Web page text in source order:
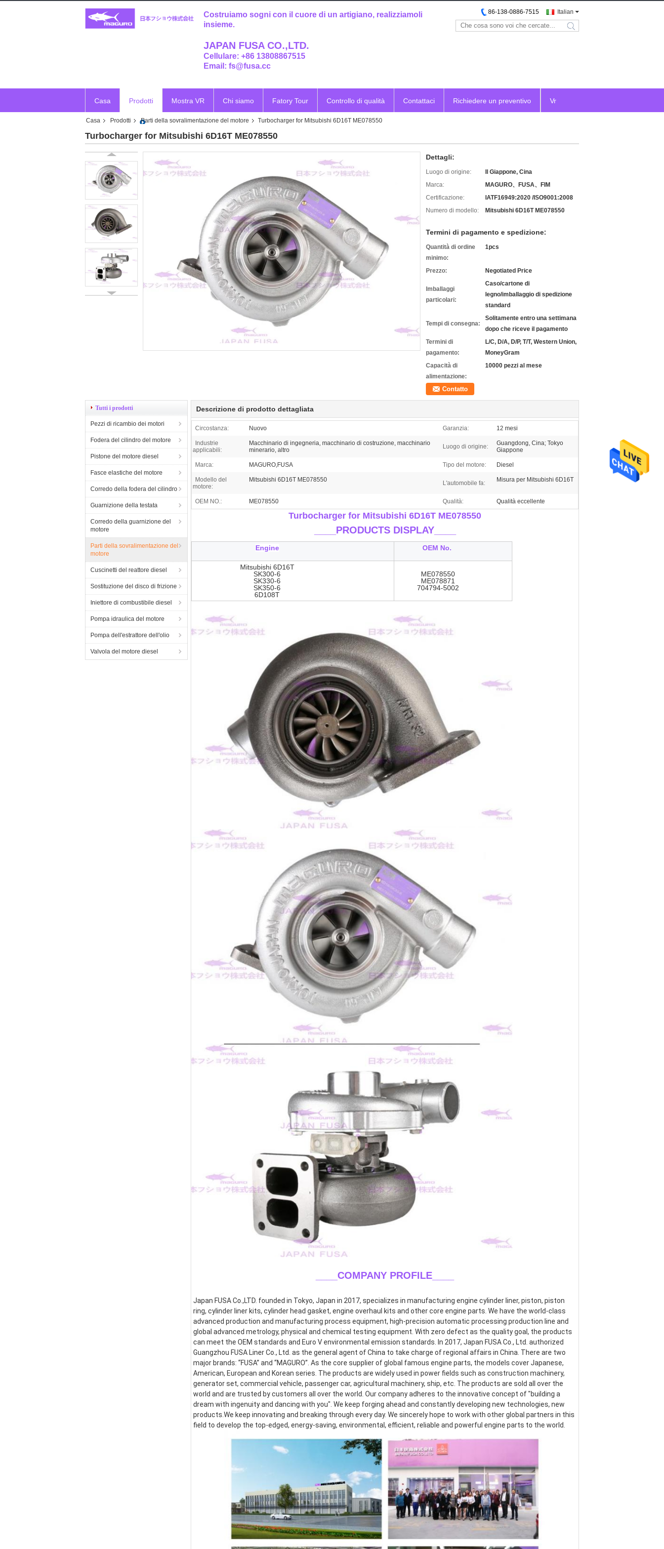
Costruiamo sogni con il cuore di un artigiano, realizziamoli
insieme.
JAPAN FUSA CO.,LTD.
Cellulare: +86 13808867515
Email: fs@fusa.cc
Italian
86-138-0886-7515
search
Casa Prodotti Mostra VR Chi siamo Fatory Tour Controllo di qualità Contattaci Richiedere un preventivo Vr
Casa Prodotti Parti della sovralimentazione del motore Turbocharger for Mitsubishi 6D16T ME078550
Turbocharger for Mitsubishi 6D16T ME078550
Dettagli:
Luogo di origine:
Il Giappone, Cina
Marca:
MAGURO、FUSA、FIM
Certificazione:
IATF16949:2020 /ISO9001:2008
Numero di modello:
Mitsubishi 6D16T ME078550
Termini di pagamento e spedizione:
Quantità di ordine
minimo:
1pcs
Prezzo: Negotiated Price
Imballaggi
particolari:
Caso/cartone di
legno/imballaggio di spedizione
standard
Tempi di consegna:
Solitamente entro una settimana
dopo che riceve il pagamento
Termini di
pagamento:
L/C, D/A, D/P, T/T, Western Union,
MoneyGram
Capacità di
alimentazione:
10000 pezzi al mese
Contatto
Tutti i prodotti
Pezzi di ricambio dei motori
Fodera del cilindro del motore
Pistone del motore diesel
Fasce elastiche del motore
Corredo della fodera del cilindro
Guarnizione della testata
Corredo della guarnizione del
motore
Parti della sovralimentazione del
motore
Cuscinetti del reattore diesel
Sostituzione del disco di frizione
Iniettore di combustibile diesel
Pompa idraulica del motore
Pompa dell'estrattore dell'olio
Valvola del motore diesel
Descrizione di prodotto dettagliata
Circostanza: Nuovo Garanzia: 12 mesi
Industrie
applicabili:
Macchinario di ingegneria, macchinario di costruzione, macchinario
minerario, altro
Luogo di origine:
Guangdong, Cina; Tokyo
Giappone
Marca: MAGURO,FUSA Tipo del motore: Diesel
Modello del
motore:
Mitsubishi 6D16T ME078550 L'automobile fa: Misura per Mitsubishi 6D16T
OEM NO.: ME078550 Qualità: Qualità eccellente
Turbocharger for Mitsubishi 6D16T ME078550
PRODUCTS DISPLAY____
Engine OEM No.
Mitsubishi 6D16T
SK300-6
SK330-6
SK350-6
6D108T
ME078550
ME078871
704794-5002
____COMPANY PROFILE
Japan FUSA Co.,LTD. founded in Tokyo, Japan in 2017, specializes in manufacturing engine cylinder liner, piston, piston
ring, cylinder liner kits, cylinder head gasket, engine overhaul kits and other core engine parts. We have the world-class
advanced production and manufacturing process equipment, high-precision automatic processing production line and
global advanced metrology, physical and chemical testing equipment. With zero defect as the quality goal, the products
can meet the OEM standards and Euro V environmental emission standards. In 2017, Japan FUSA Co., Ltd. authorized
Guangzhou FUSA Liner Co., Ltd. as the general agent of China to take charge of regional affairs in China. There are two
major brands: “FUSA” and “MAGURO”. As the core supplier of global famous engine parts, the models cover Japanese,
American, European and Korean series. The products are widely used in power fields such as construction machinery,
generator set, commercial vehicle, passenger car, agricultural machinery, ship, etc. The products are sold all over the
world and are trusted by customers all over the world. Our company adheres to the innovative concept of "building a
dream with ingenuity and dancing with you". We keep forging ahead and constantly developing new technologies, new
products.We keep innovating and breaking through every day. We sincerely hope to work with other global partners in this
field to develop the top-edged, energy-saving, environmental, efficient, reliable and powerful engine parts to the world.